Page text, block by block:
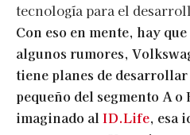
tecnología para el
Con eso en mente, hay
algunos rumores,
tiene planes de
pequeño del segmento A o
imaginado alID.Life, esa